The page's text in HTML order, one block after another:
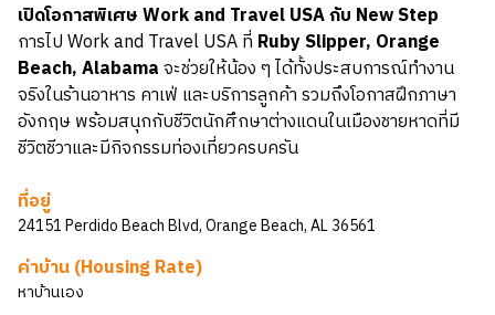
เปิดโอกาสพิเศษ Work and Travel USA กับ New Step
การไป Work and Travel USA ที่ Ruby Slipper, Orange
Beach, Alabamaจะช่วยให้น้อง ๆ ได้ทั้งประสบการณ์ทำงาน
จริงในร้านอาหาร คาเฟ่ และบริการลูกค้า รวมถึงโอกาสฝึกภาษา
อังกฤษ พร้อมสนุกกับชีวิตนักศึกษาต่างแดนในเมืองชายหาดที่มี
ชีวิตชีวาและมีกิจกรรมท่องเที่ยวครบครัน
ที่อยู่
24151 Perdido Beach Blvd, Orange Beach, AL 36561
ค่าบ้าน (Housing Rate)
หาบ้านเอง